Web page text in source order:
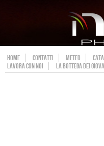
HOME CONTATTI METEO
LAVORA CON NOI
LA BOTTEGA DEI